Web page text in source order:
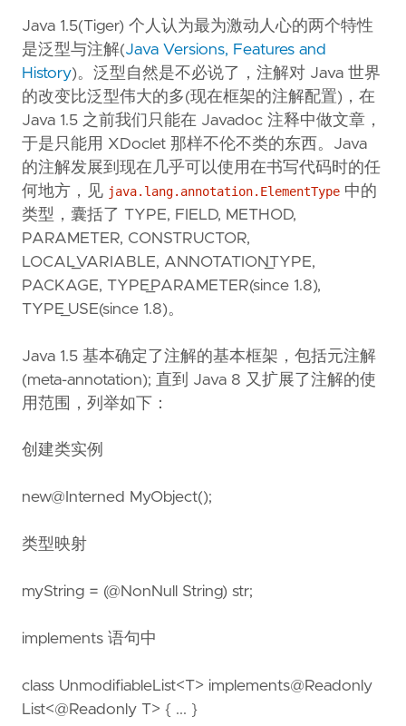
Java 1.5(Tiger) 个人认为最为激动人心的两个特性
是泛型与注解(Java Versions, Features and
History)。泛型自然是不必说了，注解对 Java 世界
的改变比泛型伟大的多(现在框架的注解配置)，在
Java 1.5 之前我们只能在 Javadoc 注释中做文章，
于是只能用 XDoclet 那样不伦不类的东西。Java
的注解发展到现在几乎可以使用在书写代码时的任
何地方，见 java.lang.annotation.ElementType 中的
类型，囊括了 TYPE, FIELD, METHOD,
PARAMETER, CONSTRUCTOR,
LOCAL_VARIABLE, ANNOTATION_TYPE,
PACKAGE, TYPE_PARAMETER(since 1.8),
TYPE_USE(since 1.8)。
Java 1.5 基本确定了注解的基本框架，包括元注解
(meta-annotation); 直到 Java 8 又扩展了注解的使
用范围，列举如下：
创建类实例
new@Interned MyObject();
类型映射
myString = (@NonNull String) str;
implements 语句中
class UnmodifiableList<T> implements@Readonly
List<@Readonly T> { ... }